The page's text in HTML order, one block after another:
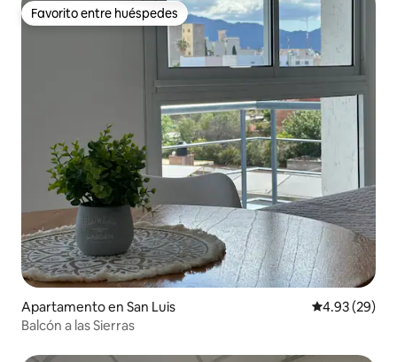
Favorito entre huéspedes
Favorito entre huéspedes
Apartamento en San Luis Calificación
4.93 (29)
Balcón a las Sierras